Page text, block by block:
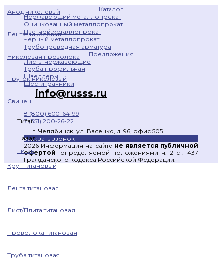
Анод никелевый
Лента никелевая
Никелевая проволока
Пруток никелевый
Свинец
Титан
Назад
Титан
Круг титановый
Лента титановая
Лист/Плита титановая
Проволока титановая
Труба титановая
Каталог
Нержавеющий металлопрокат
Оцинкованный металлопрокат
Цветной металлопрокат
Черный металлопрокат
Трубопроводная арматура
Предложения
Листы нержавеющие
Труба профильная
Швеллеры
Шестигранники
info@russs.ru
8 (800) 600-64-99
7 (351) 200-26-22
г. Челябинск, ул. Васенко, д. 96, офис 505
Заказать звонок
2026 Информация на сайте не является публичной
офертой , определяемой положениями ч. 2 ст. 437
Гражданского кодекса Российской Федерации.